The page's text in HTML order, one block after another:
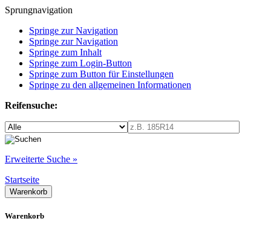
Sprungnavigation
Springe zur Navigation
Springe zur Navigation
Springe zum Inhalt
Springe zum Login-Button
Springe zum Button für Einstellungen
Springe zu den allgemeinen Informationen
Reifensuche:
Erweiterte Suche »
Startseite
Warenkorb
Warenkorb